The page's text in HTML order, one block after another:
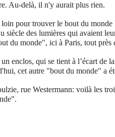
Au-delà, il n'y aurait plus rien.
pour trouver le bout du monde
siècle des lumières qui avaient
du monde", ici à Paris, tout
enclos, qui se tient à l’écart de
cet autre "bout du monde" a
rue Westermann: voilà les